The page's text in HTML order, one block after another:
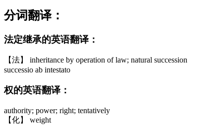
分词翻译：
法定继承的英语翻译：
【法】 inheritance by operation of law; natural succession
successio ab intestato
权的英语翻译：
authority; power; right; tentatively
【化】 weight